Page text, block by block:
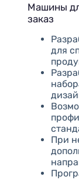
Машины
заказ
для
При